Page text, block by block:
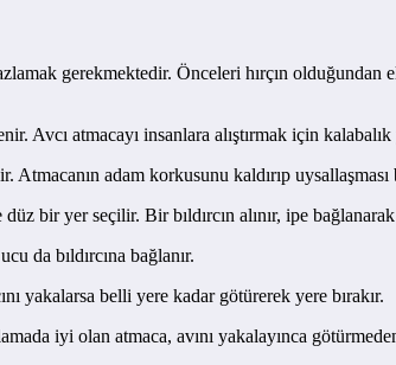
gerekmektedir. Önceleri hırçın olduğundan
Avcı atmacayı insanlara alıştırmak için
Atmacanın adam korkusunu kaldırıp
bir yer seçilir. Bir bıldırcın alınır, ipe
da bıldırcına bağlanır.
yakalarsa belli yere kadar götürerek yere bırakır.
iyi olan atmaca, avını yakalayınca